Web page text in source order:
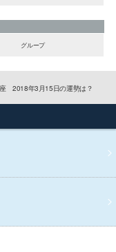
グループ
2018年3月15日の運勢は？